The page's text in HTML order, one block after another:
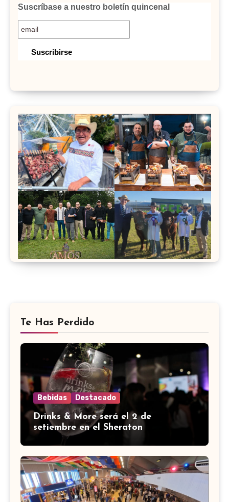
Suscríbase a nuestro boletín quincenal
Te Has Perdido
Bebidas Destacado
Drinks & More será el 2 de
setiembre en el Sheraton